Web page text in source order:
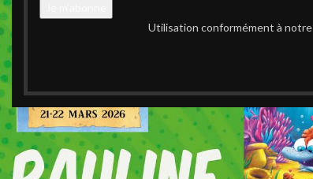
Utilisation conformément à notre